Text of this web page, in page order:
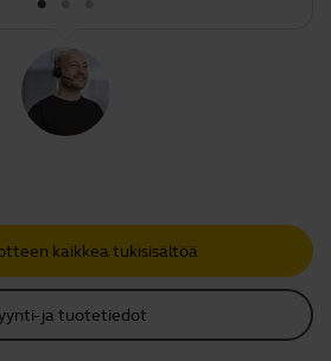
kaikkea tukisisältöä
ja tuotetiedot